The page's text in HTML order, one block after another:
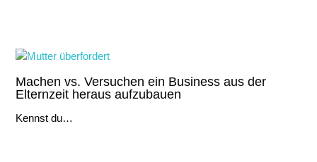
Machen vs. Versuchen ein Business aus der
Elternzeit heraus aufzubauen
Kennst du…